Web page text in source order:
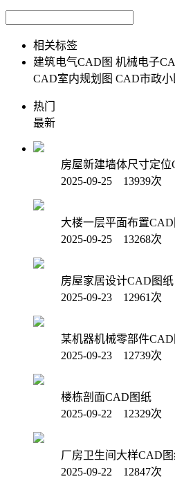
相关标签
建筑电气CAD图 机械电子
CAD室内规划图 CAD市政小
热门
最新
房屋新建墙体尺寸定
2025-09-25 13939次
大楼一层平面布置
2025-09-25 13268次
房屋家居设计CAD图纸
2025-09-23 12961次
某机器机械零部件
2025-09-23 12739次
楼栋剖面CAD图纸
2025-09-22 12329次
厂房卫生间大样CAD
2025-09-22 12847次